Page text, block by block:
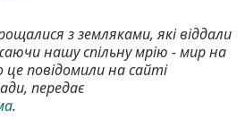
з земляками, які віддали
нашу спільну мрію - мир на
це повідомили на сайті
передає
.